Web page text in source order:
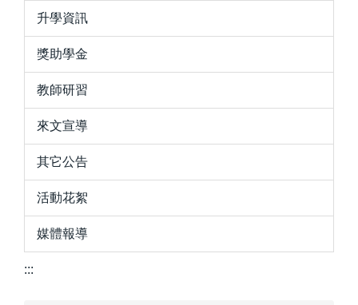
升學資訊
獎助學金
教師研習
來文宣導
其它公告
活動花絮
媒體報導
:::